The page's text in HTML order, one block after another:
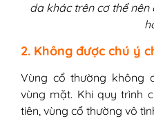
da khác trên cơ thể
2. Không được chú ý
Vùng cổ thường không
vùng mặt. Khi quy trình
tiên, vùng cổ thường vô